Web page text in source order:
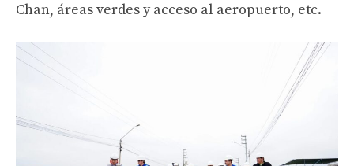
Chan, áreas verdes y acceso al aeropuerto, etc.